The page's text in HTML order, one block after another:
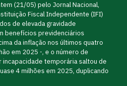
(21/05) pelo Jornal Nacional,
Fiscal Independente (IFI)
de elevada gravidade
benefícios previdenciários
da inflação nos últimos quatro
em 2025 -, e o número de
temporária saltou de
4 milhões em 2025, duplicando